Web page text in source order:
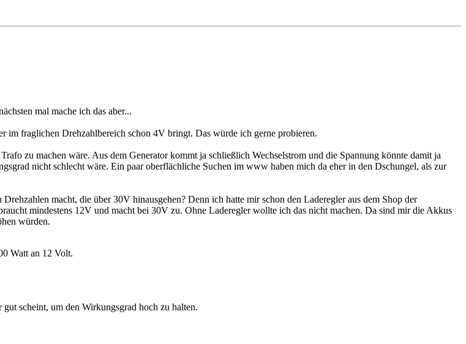
mal mache ich das aber...
im fraglichen Drehzahlbereich schon 4V bringt. Das würde ich gerne probieren.
zu machen wäre. Aus dem Generator kommt ja schließlich Wechselstrom und die Spannung könnte damit ja
nicht schlecht wäre. Ein paar oberflächliche Suchen im www haben mich da eher in den Dschungel, als zur
macht, die über 30V hinausgehen? Denn ich hatte mir schon den Laderegler aus dem Shop der
mindestens 12V und macht bei 30V zu. Ohne Laderegler wollte ich das nicht machen. Da sind mir die Akkus
würden.
Watt an 12 Volt.
scheint, um den Wirkungsgrad hoch zu halten.